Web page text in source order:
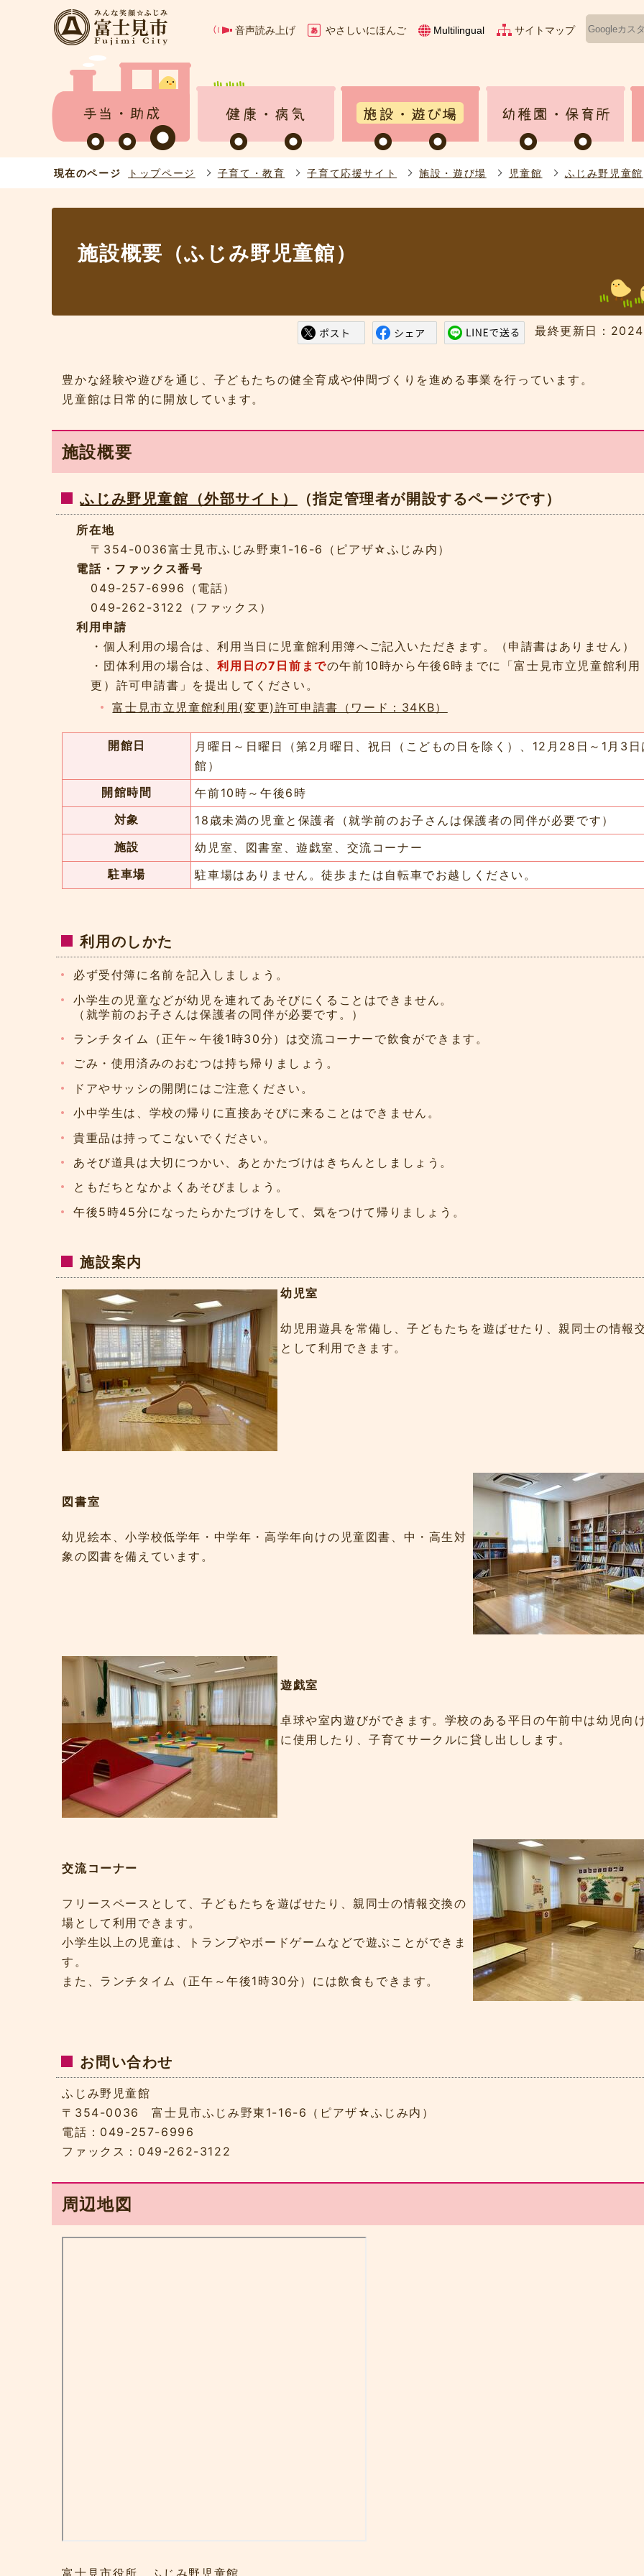
音声読み上げ やさしいにほんご Multilingual サイトマップ
現在のページ トップページ 子育て・教育 子育て応援サイト 施設・遊び場 児童館 ふじみ野児童館
施設概要（ふじみ野児童館）
最終更新日：
豊かな経験や遊びを通じ、子どもたちの健全育成や仲間づくりを進める事業を行っています。
児童館は日常的に開放しています。
施設概要
ふじみ野児童館（外部サイト） （指定管理者が開設するページです）
所在地
〒354-0036富士見市ふじみ野東1-16-6（ピアザ☆ふじみ内）
電話・ファックス番号
049-257-6996（電話）
049-262-3122（ファックス）
利用申請
・個人利用の場合は、利用当日に児童館利用簿へご記入いただきます。（申請書はありません）
・団体利用の場合は、利用日の7日前までの午前10時から午後6時までに「富士見市立児童館利用
更）許可申請書」を提出してください。
富士見市立児童館利用(変更)許可申請書（ワード：34KB）
開館日
月曜日～日曜日（第2月曜日、祝日（こどもの日を除く）、12月28日～1月3日
館）
開館時間
午前10時～午後6時
対象
18歳未満の児童と保護者（就学前のお子さんは保護者の同伴が必要です）
施設
幼児室、図書室、遊戯室、交流コーナー
駐車場
駐車場はありません。徒歩または自転車でお越しください。
利用のしかた
必ず受付簿に名前を記入しましょう。
小学生の児童などが幼児を連れてあそびにくることはできません。
（就学前のお子さんは保護者の同伴が必要です。）
ランチタイム（正午～午後1時30分）は交流コーナーで飲食ができます。
ごみ・使用済みのおむつは持ち帰りましょう。
ドアやサッシの開閉にはご注意ください。
小中学生は、学校の帰りに直接あそびに来ることはできません。
貴重品は持ってこないでください。
あそび道具は大切につかい、あとかたづけはきちんとしましょう。
ともだちとなかよくあそびましょう。
午後5時45分になったらかたづけをして、気をつけて帰りましょう。
施設案内
幼児室
幼児用遊具を常備し、子どもたちを遊ばせたり、親同士の情報
として利用できます。
図書室
幼児絵本、小学校低学年・中学年・高学年向けの児童図書、中・高生対
象の図書を備えています。
遊戯室
卓球や室内遊びができます。学校のある平日の午前中は幼児向
に使用したり、子育てサークルに貸し出しします。
交流コーナー
フリースペースとして、子どもたちを遊ばせたり、親同士の情報交換の
場として利用できます。
小学生以上の児童は、トランプやボードゲームなどで遊ぶことができま
す。
また、ランチタイム（正午～午後1時30分）には飲食もできます。
お問い合わせ
ふじみ野児童館
〒354-0036 富士見市ふじみ野東1-16-6（ピアザ☆ふじみ内）
電話：049-257-6996
ファックス：049-262-3122
周辺地図
富士見市役所 ふじみ野児童館